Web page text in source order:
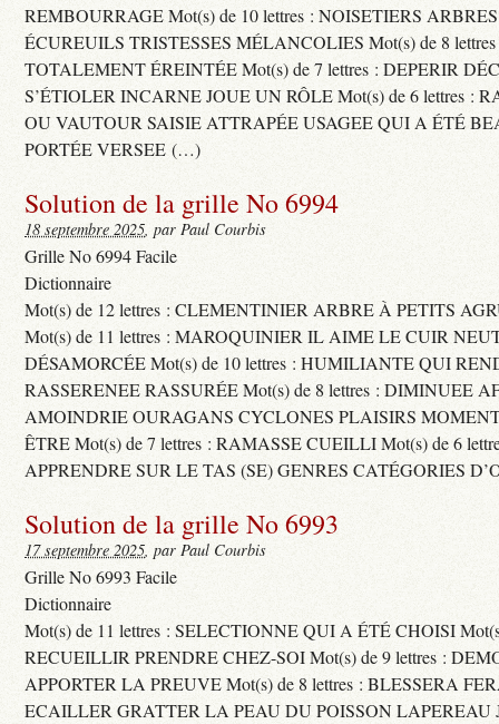
REMBOURRAGE Mot(s) de 10 lettres : NOISETIERS
ÉCUREUILS TRISTESSES MÉLANCOLIES Mot(s) de 8
TOTALEMENT ÉREINTÉE Mot(s) de 7 lettres : DEPERIR
S’ÉTIOLER INCARNE JOUE UN RÔLE Mot(s) de 6 lettres :
OU VAUTOUR SAISIE ATTRAPÉE USAGEE QUI A ÉTÉ
PORTÉE VERSEE (…)
Solution de la grille No 6994
18 septembre 2025, par Paul Courbis
Grille No 6994 Facile
Dictionnaire
Mot(s) de 12 lettres : CLEMENTINIER ARBRE À PETITS
Mot(s) de 11 lettres : MAROQUINIER IL AIME LE CUIR
DÉSAMORCÉE Mot(s) de 10 lettres : HUMILIANTE QUI
RASSERENEE RASSURÉE Mot(s) de 8 lettres : DIMINUEE
AMOINDRIE OURAGANS CYCLONES PLAISIRS
ÊTRE Mot(s) de 7 lettres : RAMASSE CUEILLI Mot(s) de 6
APPRENDRE SUR LE TAS (SE) GENRES CATÉGORIES
Solution de la grille No 6993
17 septembre 2025, par Paul Courbis
Grille No 6993 Facile
Dictionnaire
Mot(s) de 11 lettres : SELECTIONNE QUI A ÉTÉ CHOISI
RECUEILLIR PRENDRE CHEZ-SOI Mot(s) de 9 lettres :
APPORTER LA PREUVE Mot(s) de 8 lettres : BLESSERA
ECAILLER GRATTER LA PEAU DU POISSON LAPEREAU